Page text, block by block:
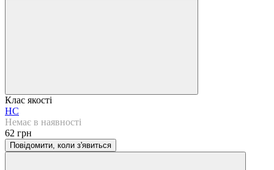
Клас якості
HC
Немає в наявності
62 грн
Повідомити, коли з'явиться